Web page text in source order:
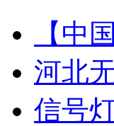
【中
河北
信号